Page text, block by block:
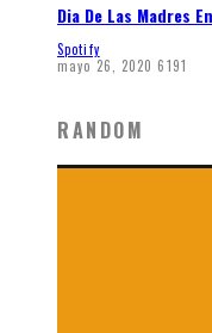
Dia De Las Madres
Spotify
mayo 26, 2020 6191
RANDOM